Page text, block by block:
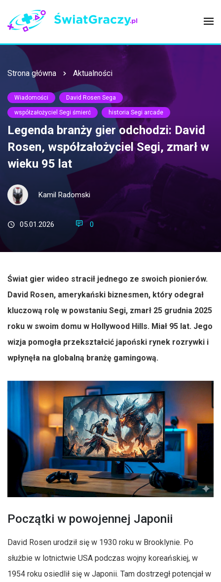
Strona główna Aktualności
Wiadomości David Rosen Sega
współzałożyciel Segi śmierć historia Segi arcade
Legenda branży gier odchodzi: David
Rosen, współzałożyciel Segi, zmarł w
wieku 95 lat
Kamil Radomski
05.01.2026 0
Świat gier wideo stracił jednego ze swoich pionierów.
David Rosen, amerykański biznesmen, który odegrał
kluczową rolę w powstaniu Segi, zmarł 25 grudnia 2025
roku w swoim domu w Hollywood Hills. Miał 95 lat. Jego
wizja pomogła przekształcić japoński rynek rozrywki i
wpłynęła na globalną branżę gamingową.
Początki w powojennej Japonii
David Rosen urodził się w 1930 roku w Brooklynie. Po
służbie w lotnictwie USA podczas wojny koreańskiej, w
1954 roku osiedlił się w Japonii. Tam dostrzegł potencjał w